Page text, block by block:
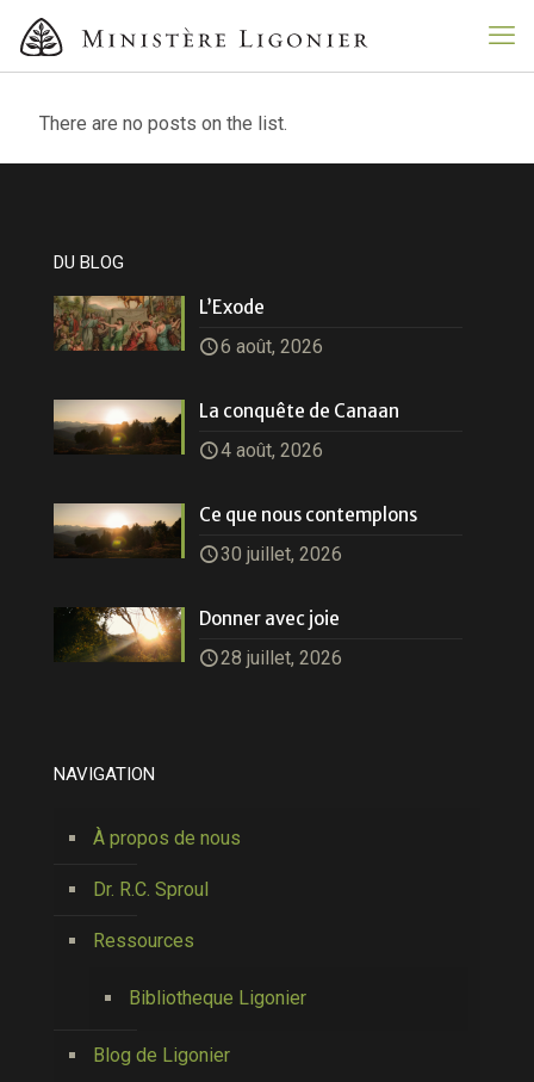
There are no posts on the list.
DU BLOG
L’Exode
6 août, 2026
La conquête de Canaan
4 août, 2026
Ce que nous contemplons
30 juillet, 2026
Donner avec joie
28 juillet, 2026
NAVIGATION
À propos de nous
Dr. R.C. Sproul
Ressources
Bibliotheque Ligonier
Blog de Ligonier